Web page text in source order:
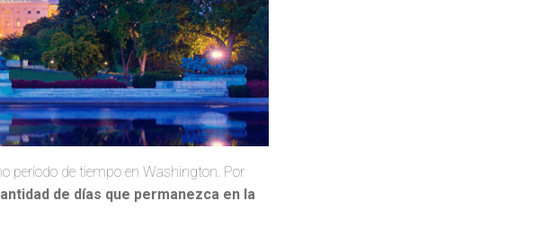
período de tiempo en Washington. Por
de días que permanezca en la